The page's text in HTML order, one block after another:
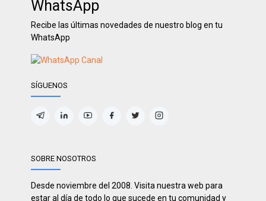
WhatsApp
Recibe las últimas novedades de nuestro blog en tu
WhatsApp
SÍGUENOS
SOBRE NOSOTROS
Desde noviembre del 2008. Visita nuestra web para
estar al día de todo lo que sucede en tu comunidad y